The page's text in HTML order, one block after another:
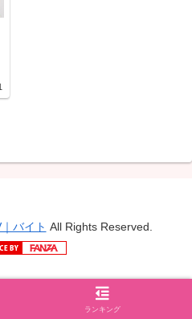
バイト All Rights Reserved.
シー・お問い合わせ
ランキング